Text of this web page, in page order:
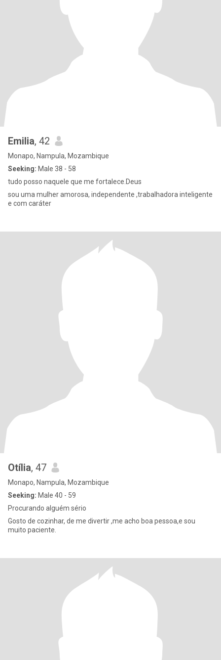
Emilia, 42
Monapo, Nampula, Mozambique
Seeking: Male 38 - 58
tudo posso naquele que me fortalece.Deus
sou uma mulher amorosa, independente ,trabalhadora inteligente
e com caráter
Otília, 47
Monapo, Nampula, Mozambique
Seeking: Male 40 - 59
Procurando alguém sério
Gosto de cozinhar, de me divertir ,me acho boa pessoa,e sou
muito paciente.